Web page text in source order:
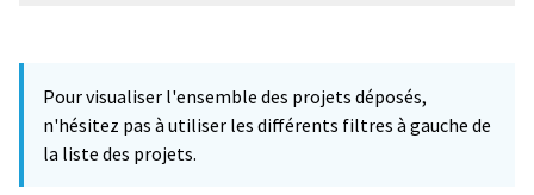
−
Pour visualiser l'ensemble des projets déposés,
n'hésitez pas à utiliser les différents filtres à gauche de
la liste des projets.